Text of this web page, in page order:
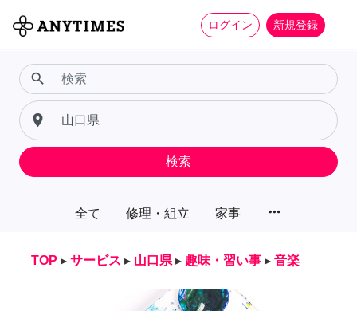
ログイン 新規登録
全て 修理・組立 家事 more_horiz
search
place
検索
TOP ▸ サービス ▸ 山口県 ▸ 趣味・習い事 ▸ 音楽